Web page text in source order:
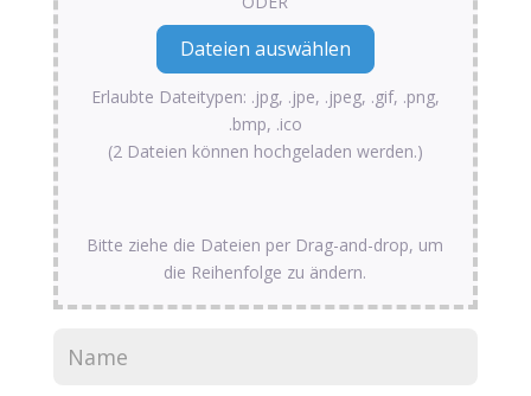
Erlaubte Dateitypen: .jpg, .jpe, .jpeg, .gif, .png,
.bmp, .ico
(2 Dateien können hochgeladen werden.)
Bitte ziehe die Dateien per Drag-and-drop, um
die Reihenfolge zu ändern.